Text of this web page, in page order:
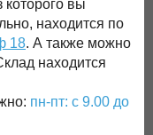
которого вы
находится по
18. А также можно
находится
пн-пт: с 9.00 до